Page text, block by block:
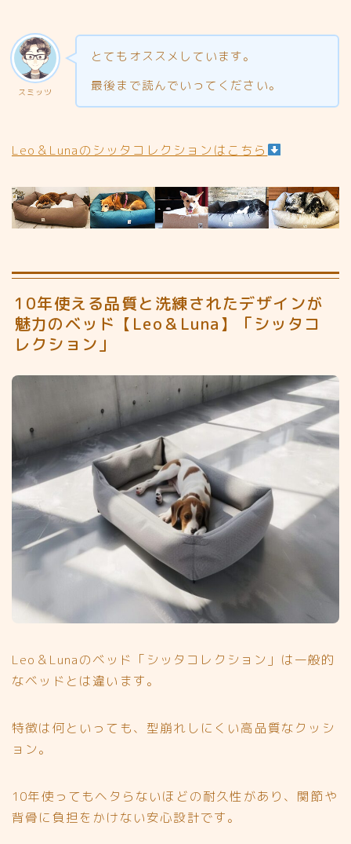
スミッツ
とてもオススメしています。
最後まで読んでいってください。
Leo＆Lunaのシッタコレクションはこちら
10年使える品質と洗練されたデザインが
魅力のベッド【Leo＆Luna】「シッタコ
レクション」
Leo＆Lunaのベッド「シッタコレクション」は一般的
なベッドとは違います。
特徴は何といっても、型崩れしにくい高品質なクッシ
ョン。
10年使ってもヘタらないほどの耐久性があり、関節や
背骨に負担をかけない安心設計です。